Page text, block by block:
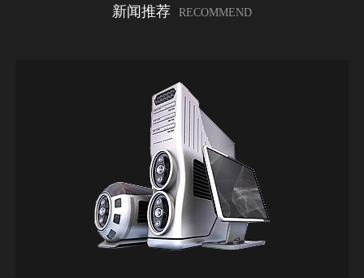
新闻推荐 RECOMMEND